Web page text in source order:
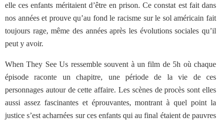
elle ces enfants méritaient d’être en prison. Ce constat est fait dans
nos années et prouve qu’au fond le racisme sur le sol américain fait
toujours rage, même des années après les évolutions sociales qu’il
peut y avoir.
When They See Us ressemble souvent à un film de 5h où chaque
épisode raconte un chapitre, une période de la vie de ces
personnages autour de cette affaire. Les scènes de procès sont elles
aussi assez fascinantes et éprouvantes, montrant à quel point la
justice s’est acharnées sur ces enfants qui au final étaient de pauvres